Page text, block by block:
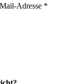
Adresse *